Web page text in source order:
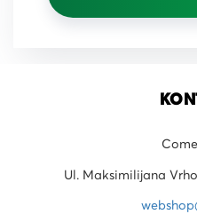
Ul. Maksimilijana